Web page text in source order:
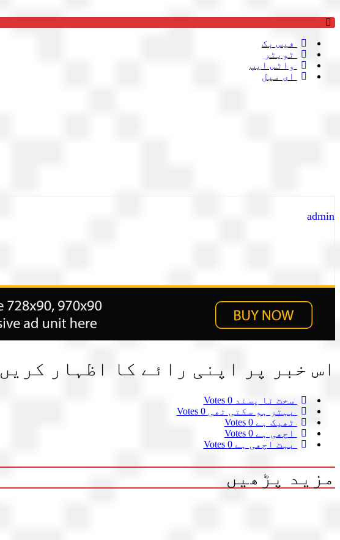
فیس بک
ٹویٹر
واٹس ایپ
ای میل
admin
اس خبر پر اپنی رائے کا اظہار کریں
سخت نا پسند 0 Votes
بہتر ہو سکتی تھی 0 Votes
ٹھیک ہے 0 Votes
اچھی ہے 0 Votes
بہت اچھی ہے 0 Votes
مزید پڑھیں